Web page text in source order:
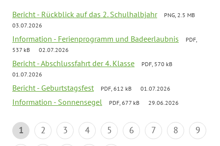
Bericht - Rückblick auf das 2. Schulhalbjahr
PNG, 2.5 MB
03.07.2026
Information - Ferienprogramm und Badeerlaubnis
PDF,
537 kB
02.07.2026
Bericht - Abschlussfahrt der 4. Klasse
PDF, 570 kB
01.07.2026
Bericht - Geburtstagsfest PDF, 612 kB 01.07.2026
Information - Sonnensegel PDF, 677 kB 29.06.2026
1 2 3 4 5 6 7 8
9